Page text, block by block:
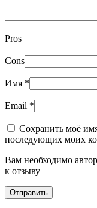
Pros
Cons
Имя *
Email *
Сохранить моё
последующих моих
Вам необходимо
к отзыву